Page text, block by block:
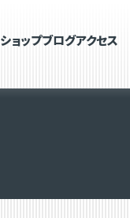
ショップブログアクセス